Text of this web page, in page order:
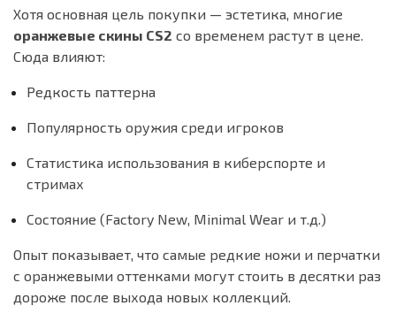
Хотя основная цель покупки — эстетика, многие
оранжевые скины CS2 со временем растут в цене.
Сюда влияют:
Редкость паттерна
Популярность оружия среди игроков
Статистика использования в киберспорте и
стримах
Состояние (Factory New, Minimal Wear и т.д.)
Опыт показывает, что самые редкие ножи и перчатки
с оранжевыми оттенками могут стоить в десятки раз
дороже после выхода новых коллекций.